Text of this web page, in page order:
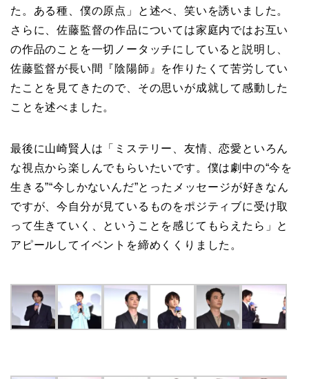
た。ある種、僕の原点」と述べ、笑いを誘いました。
さらに、佐藤監督の作品については家庭内ではお互い
の作品のことを一切ノータッチにしていると説明し、
佐藤監督が長い間『陰陽師』を作りたくて苦労してい
たことを見てきたので、その思いが成就して感動した
ことを述べました。
最後に山崎賢人は「ミステリー、友情、恋愛といろん
な視点から楽しんでもらいたいです。僕は劇中の“今を
生きる”“今しかないんだ”とったメッセージが好きなん
ですが、今自分が見ているものをポジティブに受け取
って生きていく、ということを感じてもらえたら」と
アピールしてイベントを締めくくりました。